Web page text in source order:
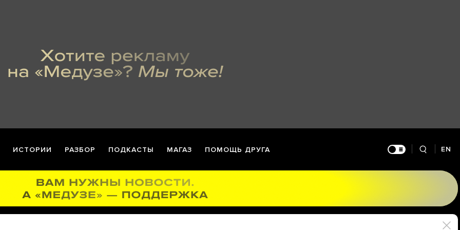
ИСТОРИИ РАЗБОР ПОДКАСТЫ МАГАЗ ПОМОЩЬ ДРУГА EN